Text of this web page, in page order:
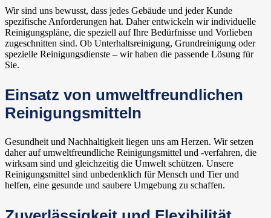
Wir sind uns bewusst, dass jedes Gebäude und jeder Kunde
spezifische Anforderungen hat. Daher entwickeln wir individuelle
Reinigungspläne, die speziell auf Ihre Bedürfnisse und Vorlieben
zugeschnitten sind. Ob Unterhaltsreinigung, Grundreinigung oder
spezielle Reinigungsdienste – wir haben die passende Lösung für
Sie.
Einsatz von umweltfreundlichen
Reinigungsmitteln
Gesundheit und Nachhaltigkeit liegen uns am Herzen. Wir setzen
daher auf umweltfreundliche Reinigungsmittel und -verfahren, die
wirksam sind und gleichzeitig die Umwelt schützen. Unsere
Reinigungsmittel sind unbedenklich für Mensch und Tier und
helfen, eine gesunde und saubere Umgebung zu schaffen.